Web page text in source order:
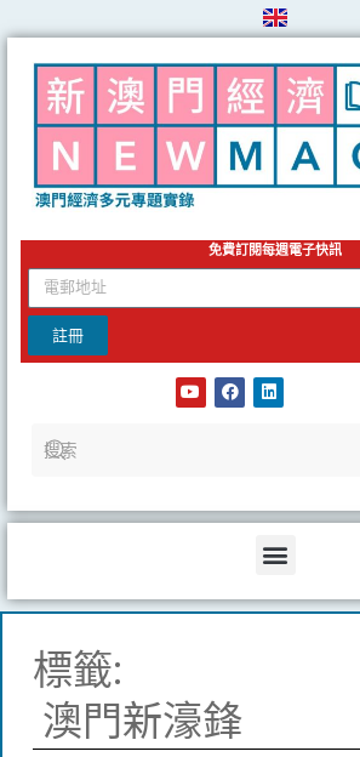
to
content
免費訂閱每週電子快訊
email
註冊
Y
o
F
a
L
i
Menu
標籤:
澳門新濠鋒